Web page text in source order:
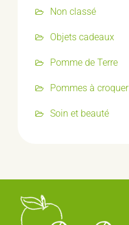
Non classé
Objets cadeaux
Pomme de Terre
Pommes à croquer
Soin et beauté